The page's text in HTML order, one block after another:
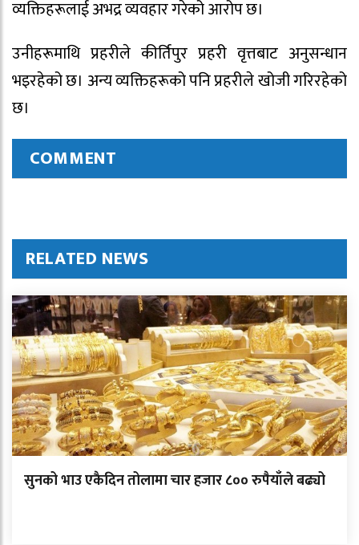
व्यक्तिहरूलाई अभद्र व्यवहार गरेको आरोप छ।
उनीहरूमाथि प्रहरीले कीर्तिपुर प्रहरी वृत्तबाट अनुसन्धान
भइरहेको छ। अन्य व्यक्तिहरूको पनि प्रहरीले खोजी गरिरहेको
छ।
COMMENT
RELATED NEWS
सुनको भाउ एकैदिन तोलामा चार हजार ८०० रुपैयाँले बढ्यो